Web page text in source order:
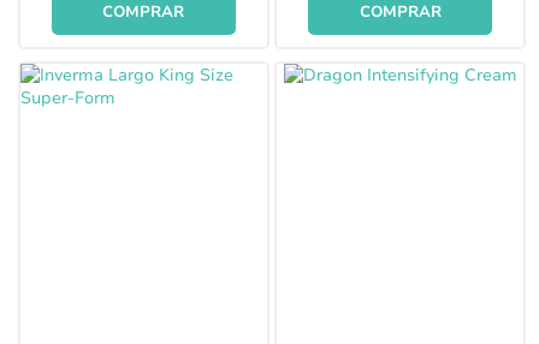
COMPRAR COMPRAR